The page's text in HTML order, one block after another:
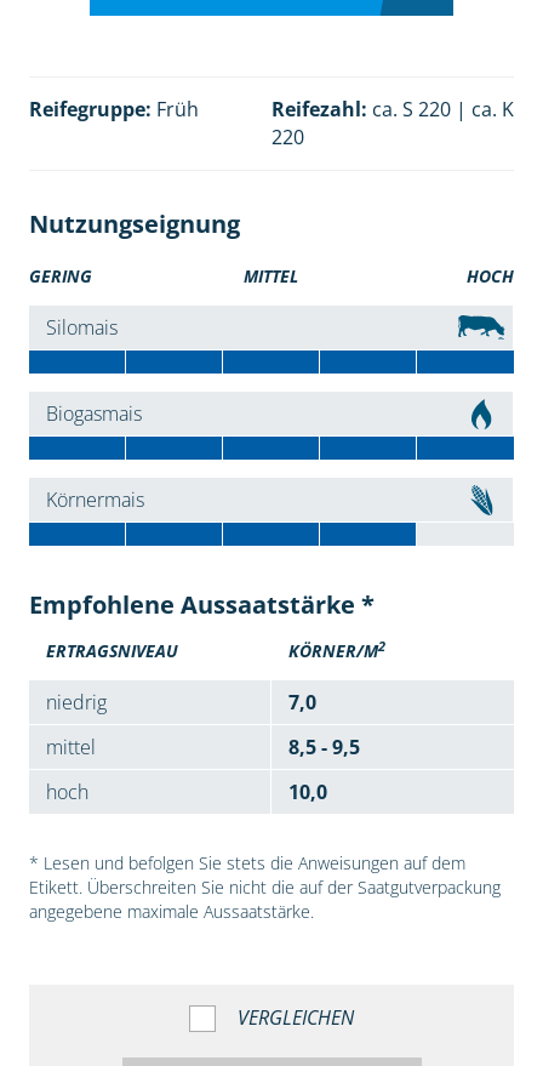
Reifegruppe: Früh Reifezahl: ca. S 220 | ca. K
220
Nutzungseignung
GERING MITTEL HOCH
Silomais
Biogasmais
Körnermais
Empfohlene Aussaatstärke *
ERTRAGSNIVEAU KÖRNER/M2
niedrig
7,0
mittel
8,5 - 9,5
hoch
10,0
* Lesen und befolgen Sie stets die Anweisungen auf dem
Etikett. Überschreiten Sie nicht die auf der Saatgutverpackung
angegebene maximale Aussaatstärke.
VERGLEICHEN